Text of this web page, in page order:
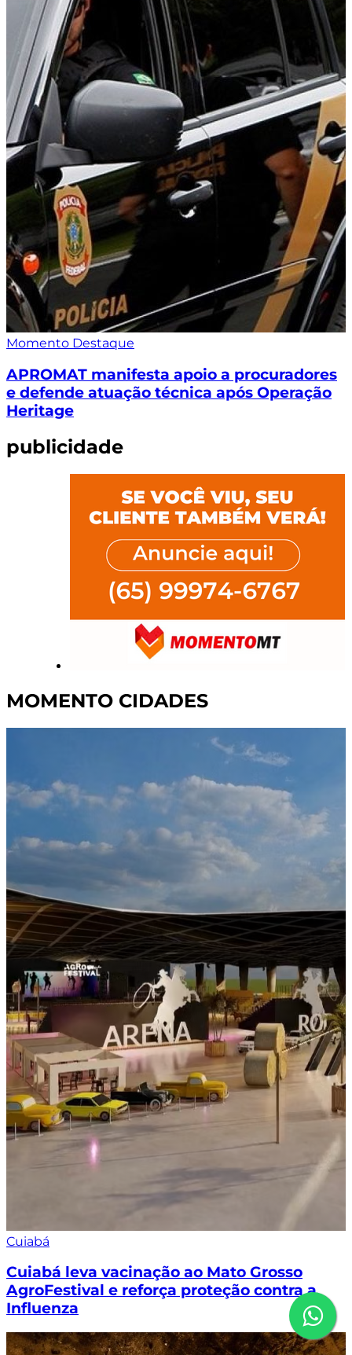
Momento Destaque
APROMAT manifesta apoio a procuradores
e defende atuação técnica após Operação
Heritage
publicidade
MOMENTO CIDADES
Cuiabá
Cuiabá leva vacinação ao Mato Grosso
AgroFestival e reforça proteção contra a
Influenza